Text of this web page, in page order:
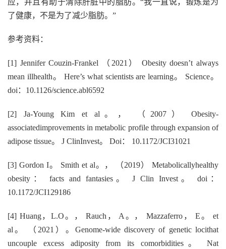
应，并且有助于清除肝脏中的脂肪。“我一直说，锻炼是为
了健康，不是为了减少脂肪。”
参考资料：
[1] Jennifer Couzin-Frankel （2021） Obesity doesn’t always
mean illhealth。 Here’s what scientists are learning。 Science。
doi：10.1126/science.abl6592
[2] Ja-Young Kim et al。， （2007） Obesity-
associatedimprovements in metabolic profile through expansion of
adipose tissue。 J ClinInvest。 Doi： 10.1172/JCI31021
[3] Gordon I。 Smith et al。， （2019） Metabolicallyhealthy
obesity： facts and fantasies。 J Clin Invest。 doi：
10.1172/JCI129186
[4] Huang，L.O。， Rauch， A。， Mazzaferro， E。 et
al。 （2021）。Genome-wide discovery of genetic locithat
uncouple excess adiposity from its comorbidities。 Nat